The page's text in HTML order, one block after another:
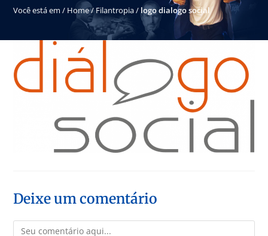
Você está em / Home/Filantropia/logo dialogo social
Deixe um comentário